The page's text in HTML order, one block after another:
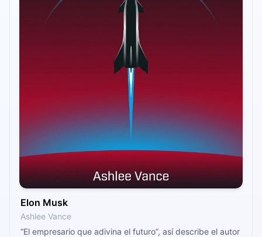
Elon Musk
Ashlee Vance
“El empresario que adivina el futuro”, así describe el autor